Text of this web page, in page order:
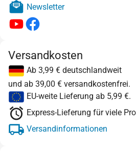
Newsletter
Versandkosten
Ab 3,99 € deutschlandweit
und ab 39,00 € versandkostenfrei.
EU-weite Lieferung ab 5,99 €.
Express-Lieferung für viele
Versandinformationen